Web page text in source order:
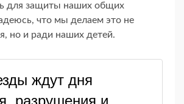
для защиты наших общих
что мы делаем это не
но и ради наших детей.
ждут дня
разрушения и